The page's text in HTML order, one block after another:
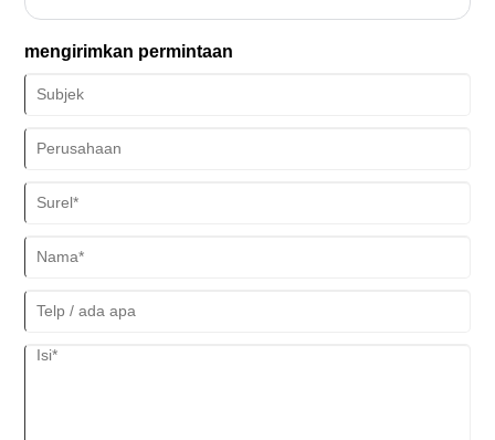
pengaturan apa pun.
mengirimkan permintaan